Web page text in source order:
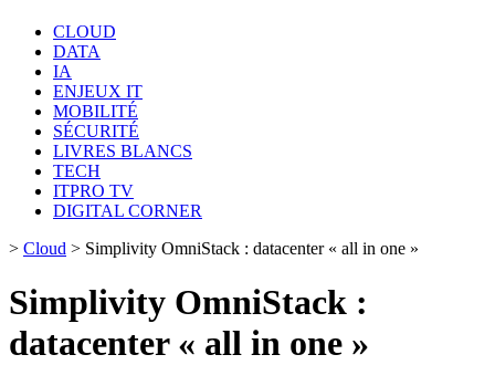
CLOUD
DATA
IA
ENJEUX IT
MOBILITÉ
SÉCURITÉ
LIVRES BLANCS
TECH
ITPRO TV
DIGITAL CORNER
> Cloud > Simplivity OmniStack : datacenter « all in one »
Simplivity OmniStack :
datacenter « all in one »